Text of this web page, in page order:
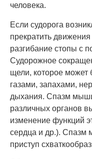
человека.
Если судорога
прекратить
разгибание стопы с
Судорожное
щели, которое
газами, запахами,
дыхания. Спазм
различных органов
изменение функций
сердца и др.). Спазм
приступ